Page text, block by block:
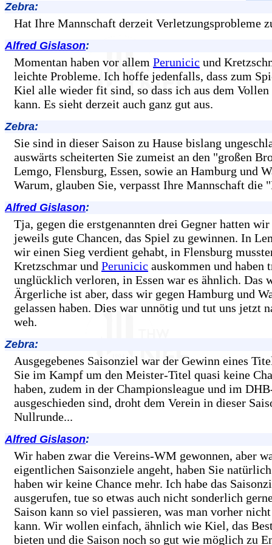
Zebra:
Hat Ihre Mannschaft derzeit Verletzungsprobleme
Alfred Gislason:
Momentan haben vor allem Perunicic und
leichte Probleme. Ich hoffe jedenfalls, dass zum
Kiel alle wieder fit sind, so dass ich aus dem Vollen
kann. Es sieht derzeit auch ganz gut aus.
Zebra:
Sie sind in dieser Saison zu Hause bislang
auswärts scheiterten Sie zumeist an den "großen
Lemgo, Flensburg, Essen, sowie an Hamburg und
Warum, glauben Sie, verpasst Ihre Mannschaft die
Alfred Gislason:
Tja, gegen die erstgenannten drei Gegner hatten
jeweils gute Chancen, das Spiel zu gewinnen. In
wir einen Sieg verdient gehabt, in Flensburg
Kretzschmar und Perunicic auskommen und haben
unglücklich verloren, in Essen war es ähnlich. Das
Ärgerliche ist aber, dass wir gegen Hamburg und
gelassen haben. Dies war unnötig und tut uns jetzt
weh.
Zebra:
Ausgegebenes Saisonziel war der Gewinn eines
Sie im Kampf um den Meister-Titel quasi keine
haben, zudem in der Championsleague und im
ausgeschieden sind, droht dem Verein in dieser
Nullrunde...
Alfred Gislason:
Wir haben zwar die Vereins-WM gewonnen, aber
eigentlichen Saisonziele angeht, haben Sie
haben wir keine Chance mehr. Ich habe das
ausgerufen, tue so etwas auch nicht sonderlich
Saison kann so viel passieren, was man vorher
kann. Wir wollen einfach, ähnlich wie Kiel, das
bieten und die Saison noch so gut wie möglich zu